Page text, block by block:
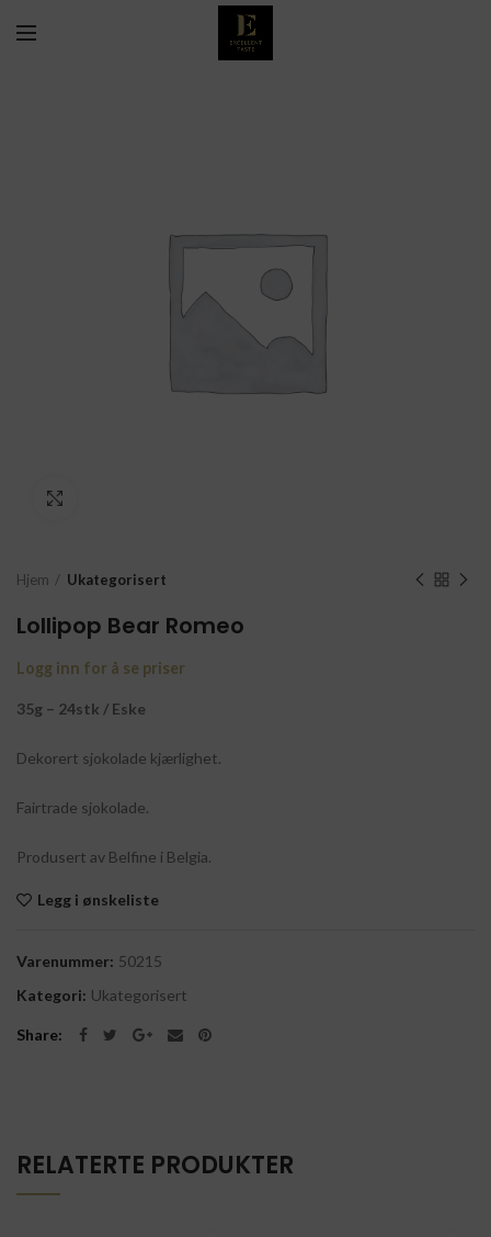
Hjem Ukategorisert
Lollipop Bear Romeo
Logg inn for å se priser
35g – 24stk / Eske
Dekorert sjokolade kjærlighet.
Fairtrade sjokolade.
Produsert av Belfine i Belgia.
Legg i ønskeliste
Varenummer: 50215
Kategori: Ukategorisert
Share
RELATERTE PRODUKTER